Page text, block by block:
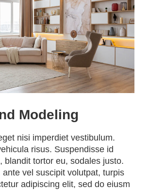
Modeling
nisi imperdiet vestibulum.
risus. Suspendisse id
blandit tortor eu, sodales justo.
ante vel suscipit volutpat, turpis
adipiscing elit, sed do eiusm